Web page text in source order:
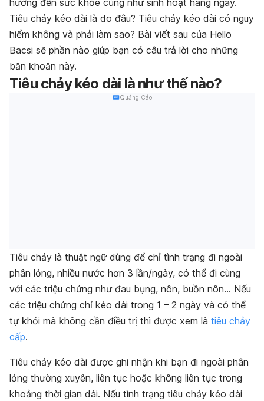
Tiêu chảy kéo dài là do đâu? Tiêu chảy kéo dài có nguy
hiểm không và phải làm sao? Bài viết sau của Hello
Bacsi sẽ phần nào giúp bạn có câu trả lời cho những
băn khoăn này.
Tiêu chảy kéo dài là như thế nào?
Quảng Cáo
Tiêu chảy là thuật ngữ dùng để chỉ tình trạng đi ngoài
phân lỏng, nhiều nước hơn 3 lần/ngày, có thể đi cùng
với các triệu chứng như đau bụng, nôn, buồn nôn… Nếu
các triệu chứng chỉ kéo dài trong 1 – 2 ngày và có thể
tự khỏi mà không cần điều trị thì được xem là tiêu chảy
cấp.
Tiêu chảy kéo dài được ghi nhận khi bạn đi ngoài phân
lỏng thường xuyên, liên tục hoặc không liên tục trong
khoảng thời gian dài. Nếu tình trạng tiêu chảy kéo dài